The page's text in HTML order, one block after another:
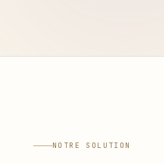
NOTRE SOLUTION